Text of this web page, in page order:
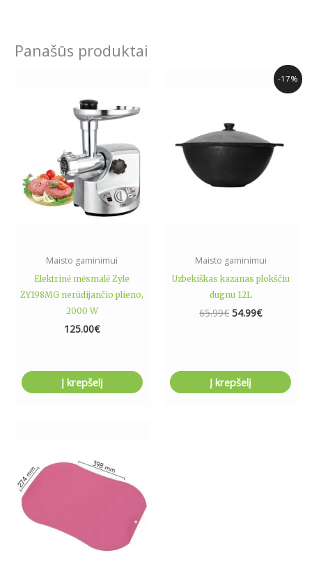
Panašūs produktai
Maisto gaminimui
Elektrinė mėsmalė Zyle
ZY198MG nerūdijančio plieno,
2000 W
125.00€
Į krepšelį
-17%
Maisto gaminimui
Uzbekiškas kazanas plokščiu
dugnu 12L
65.99€ 54.99€
Current
price
Į krepšelį
has
multiple
may